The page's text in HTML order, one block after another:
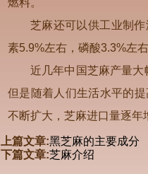
燃料。
芝麻还可以供工业制
素5.9%左右，磷酸3.3%左
近几年中国芝麻产量大
但是随着人们生活水平的
不断扩大，芝麻进口量逐年
上篇文章:黑芝麻的主要成分
下篇文章:芝麻介绍